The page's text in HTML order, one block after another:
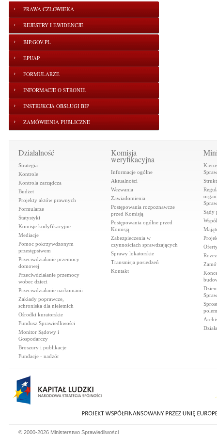
PRAWA CZŁOWIEKA
REJESTRY I EWIDENCJE
BIP.GOV.PL
EPUAP
FORMULARZE
INFORMACJE O STRONIE
INSTRUKCJA OBSŁUGI BIP
ZAMÓWIENIA PUBLICZNE
Działalność
Strategia
Kontrole
Kontrola zarządcza
Budżet
Projekty aktów prawnych
Formularze
Statystyki
Komisje kodyfikacyjne
Mediacje
Pomoc pokrzywdzonym
przestępstwem
Przeciwdziałanie przemocy
domowej
Przeciwdziałanie przemocy
wobec dzieci
Przeciwdziałanie narkomanii
Zakłady poprawcze,
schroniska dla nieletnich
Ośrodki kuratorskie
Fundusz Sprawiedliwości
Monitor Sądowy i
Gospodarczy
Broszury i publikacje
Fundacje - nadzór
Komisja
weryfikacyjna
Informacje ogólne
Aktualności
Wezwania
Zawiadomienia
Postępowania rozpoznawcze
przed Komisją
Postępowania ogólne przed
Komisją
Zabezpieczenia w
czynnościach sprawdzających
Sprawy lokatorskie
Transmisja posiedzeń
Kontakt
Sądy
© 2000-2026 Ministerstwo Sprawiedliwości